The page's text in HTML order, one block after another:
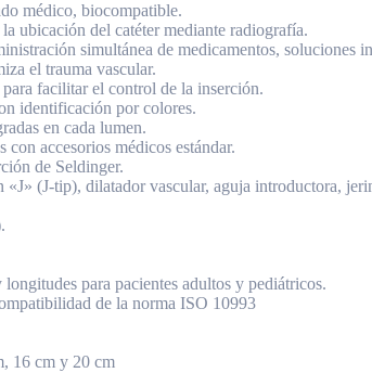
médico, biocompatible.
ubicación del catéter mediante radiografía.
simultánea de medicamentos, soluciones
el trauma vascular.
facilitar el control de la inserción.
identificación por colores.
en cada lumen.
accesorios médicos estándar.
de Seldinger.
«J» (J-tip), dilatador vascular, aguja introductora,
para pacientes adultos y pediátricos.
de la norma ISO 10993
16 cm y 20 cm